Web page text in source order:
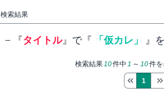
検索結果
− 『タイトル』で『 「仮カレ」 』
検索結果 10件中 1 ～ 10件を
1